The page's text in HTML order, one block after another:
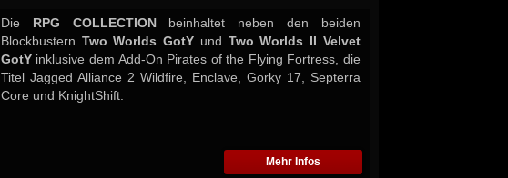
Die RPG COLLECTIONbeinhaltet neben den beiden
Blockbustern Two Worlds GotY und Two Worlds II Velvet
GotYinklusive dem Add-On Pirates of the Flying Fortress, die
Titel Jagged Alliance 2 Wildfire, Enclave, Gorky 17, Septerra
Core und KnightShift.
Mehr Infos